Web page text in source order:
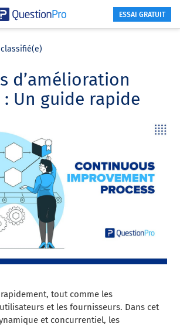
ESSAI GRATUIT
d’amélioration
Un guide rapide
tout comme les
et les fournisseurs. Dans cet
et concurrentiel, les